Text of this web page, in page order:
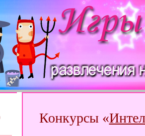
Конкурсы «